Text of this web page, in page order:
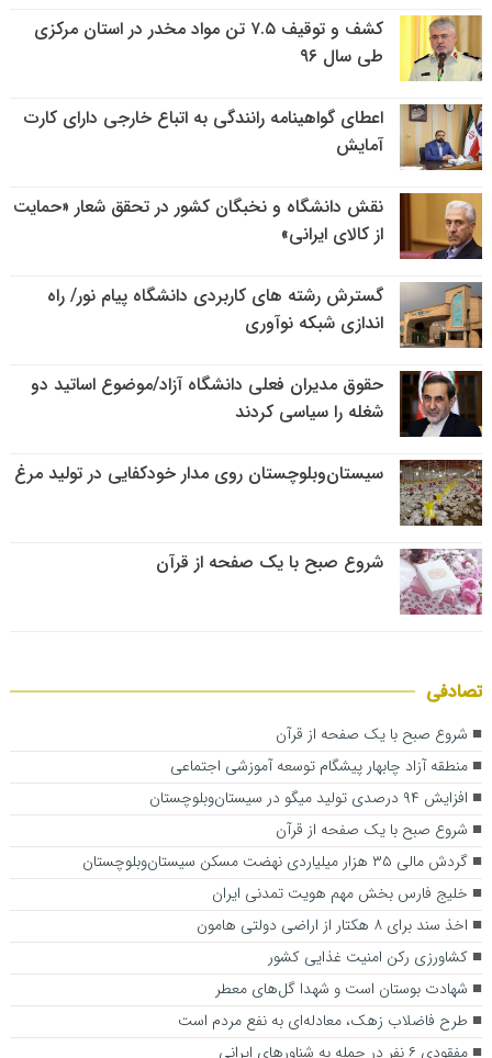
کشف و توقیف ۷.۵ تن مواد مخدر در استان مرکزی
طی سال ۹۶
اعطای گواهینامه رانندگی به اتباع خارجی دارای کارت
آمایش
نقش دانشگاه و نخبگان کشور در تحقق شعار «حمایت
از کالای ایرانی»
گسترش رشته های کاربردی دانشگاه پیام نور/ راه
اندازی شبکه نوآوری
حقوق مدیران فعلی دانشگاه آزاد/موضوع اساتید دو
شغله را سیاسی کردند
سیستان‌وبلوچستان روی مدار خودکفایی در تولید مرغ
شروع صبح با یک صفحه از قرآن
تصادفی
شروع صبح با یک صفحه از قرآن
منطقه آزاد چابهار پیشگام توسعه آموزشی اجتماعی
افزایش ۹۴ درصدی تولید میگو در سیستان‌وبلوچستان
شروع صبح با یک صفحه از قرآن
گردش مالی ۳۵ هزار میلیاردی نهضت مسکن سیستان‌وبلوچستان
خلیج فارس بخش مهم هویت تمدنی ایران
اخذ سند برای ۸ هکتار از اراضی دولتی هامون
کشاورزی رکن امنیت غذایی کشور
شهادت بوستان است و شهدا گل‌های معطر
طرح فاضلاب زهک، معادله‌ای به نفع مردم است
مفقودی ۶ نفر در حمله به شناورهای ایرانی